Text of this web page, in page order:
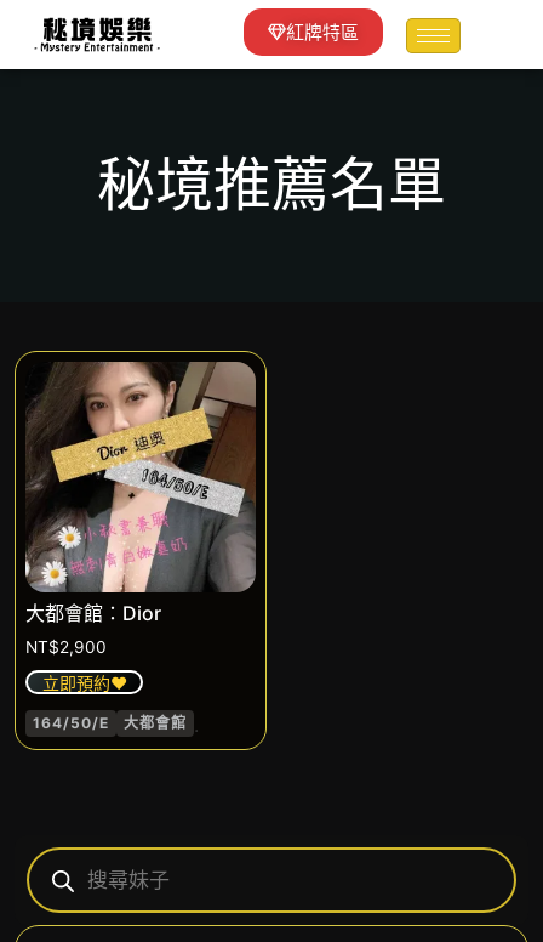
紅牌特區
秘境推薦名單
大都會館：Dior
NT$2,900
立即預約❤️
164/50/E 大都會館 .